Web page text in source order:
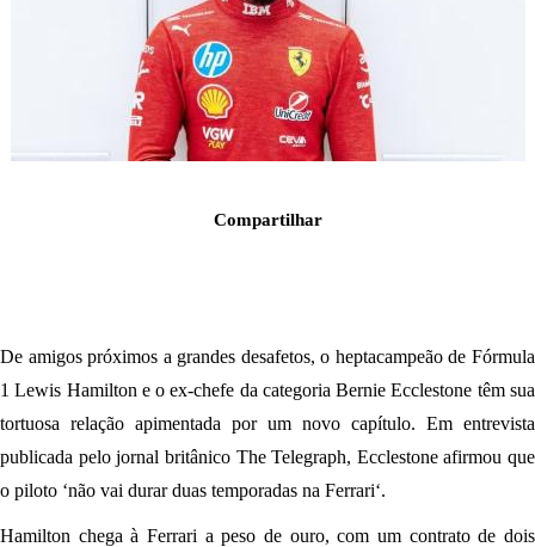
Compartilhar
De amigos próximos a grandes desafetos, o heptacampeão de Fórmula
1 Lewis Hamilton e o ex-chefe da categoria Bernie Ecclestone têm sua
tortuosa relação apimentada por um novo capítulo. Em entrevista
publicada pelo jornal britânico The Telegraph, Ecclestone afirmou que
o piloto ‘não vai durar duas temporadas na Ferrari‘.
Hamilton chega à Ferrari a peso de ouro, com um contrato de dois